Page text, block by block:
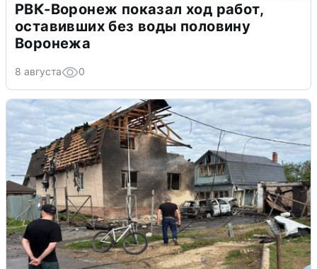
РВК-Воронеж показал ход работ,
оставивших без воды половину
Воронежа
8 августа 0